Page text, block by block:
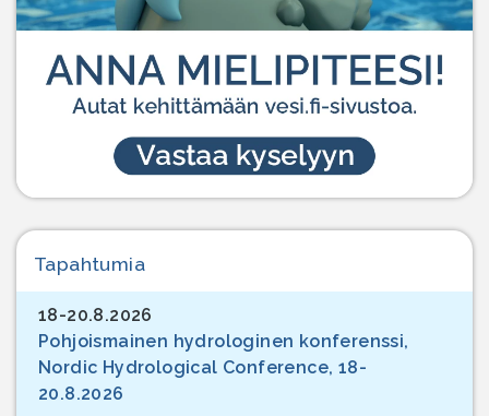
Tapahtumia
18-20.8.2026
Pohjoismainen hydrologinen konferenssi,
Nordic Hydrological Conference, 18-
20.8.2026